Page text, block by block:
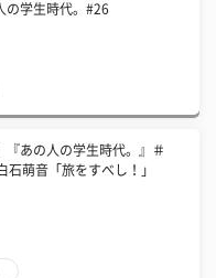
の学生時代。#26
『あの人の学生時代。』＃
石萌音「旅をすべし！」